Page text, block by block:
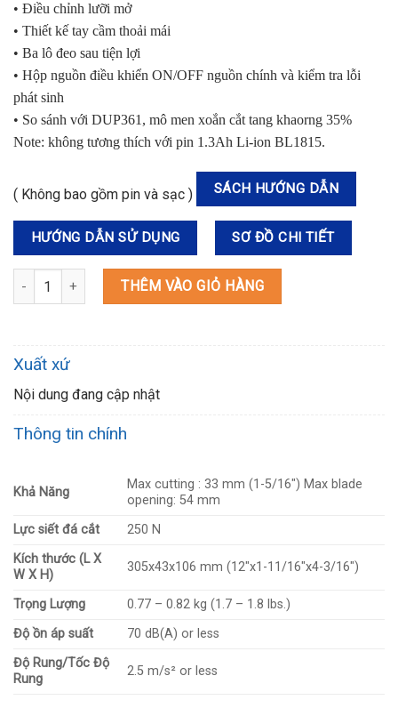
• Điều chỉnh lưỡi mở
• Thiết kế tay cầm thoải mái
• Ba lô đeo sau tiện lợi
• Hộp nguồn điều khiển ON/OFF nguồn chính và kiểm tra lỗi
phát sinh
• So sánh với DUP361, mô men xoắn cắt tang khaorng 35%
Note: không tương thích với pin 1.3Ah Li-ion BL1815.
( Không bao gồm pin và sạc ) SÁCH HƯỚNG DẪN
HƯỚNG DẪN SỬ DỤNG SƠ ĐỒ CHI TIẾT
DUP362ZN MÁY CẮT CÀNH DÙNG PIN(18Vx2) số lượng
THÊM VÀO GIỎ HÀNG
Xuất xứ
Nội dung đang cập nhật
Thông tin chính
Khả Năng
Max cutting : 33 mm (1-5/16″) Max blade
opening: 54 mm
Lực siết đá cắt
250 N
Kích thước (L X
W X H)
305x43x106 mm (12″x1-11/16″x4-3/16″)
Trọng Lượng
0.77 – 0.82 kg (1.7 – 1.8 lbs.)
Độ ồn áp suất
70 dB(A) or less
Độ Rung/Tốc Độ
Rung
2.5 m/s² or less